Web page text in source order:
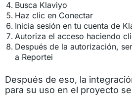
Busca Klaviyo
Haz clic en Conectar
Inicia sesión en tu cuenta de
Autoriza el acceso haciendo
Después de la autorización,
a Reportei
Después de eso, la
para su uso en el proyecto